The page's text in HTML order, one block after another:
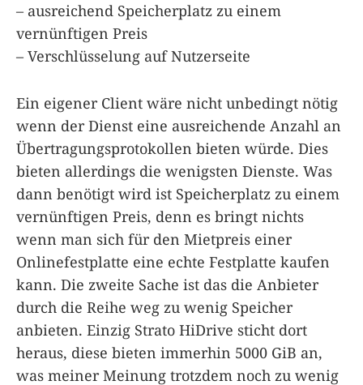
– ausreichend Speicherplatz zu einem
vernünftigen Preis
– Verschlüsselung auf Nutzerseite
Ein eigener Client wäre nicht unbedingt nötig
wenn der Dienst eine ausreichende Anzahl an
Übertragungsprotokollen bieten würde. Dies
bieten allerdings die wenigsten Dienste. Was
dann benötigt wird ist Speicherplatz zu einem
vernünftigen Preis, denn es bringt nichts
wenn man sich für den Mietpreis einer
Onlinefestplatte eine echte Festplatte kaufen
kann. Die zweite Sache ist das die Anbieter
durch die Reihe weg zu wenig Speicher
anbieten. Einzig Strato HiDrive sticht dort
heraus, diese bieten immerhin 5000 GiB an,
was meiner Meinung trotzdem noch zu wenig